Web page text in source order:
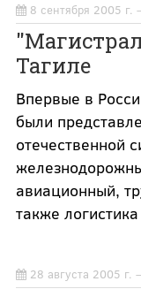
8 сентября 2005
Тагиле
Впервые в
были
отечественной
авиационный,
также логистика
28 августа 2005